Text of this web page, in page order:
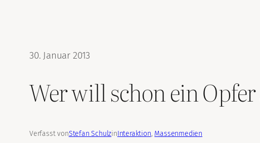
30. Januar 2013
Wer will schon ein Opfer
Verfasst vonStefan SchulzinInteraktion, Massenmedien